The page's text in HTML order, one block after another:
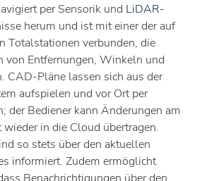
per Sensorik und LiDAR-
herum und ist mit einer der auf
Totalstationen verbunden, die
von Entfernungen, Winkeln und
CAD-Pläne lassen sich aus der
aufspielen und vor Ort per
der Bediener kann Änderungen am
wieder in die Cloud übertragen.
so stets über den aktuellen
informiert. Zudem ermöglicht